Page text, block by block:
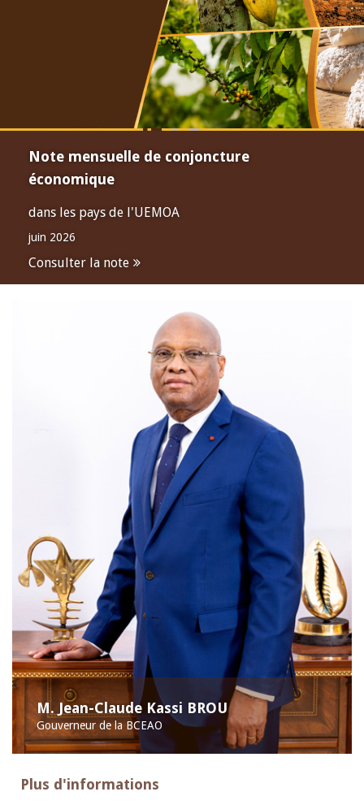
Note mensuelle de conjoncture
économique
dans les pays de l'UEMOA
juin 2026
Consulter la note
M. Jean-Claude Kassi BROU
Gouverneur de la BCEAO
Plus d'informations